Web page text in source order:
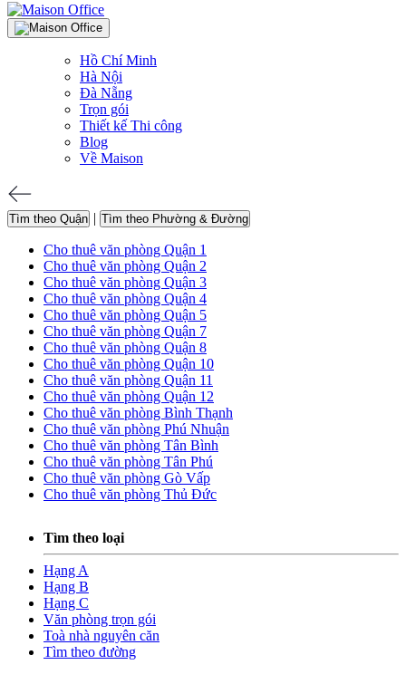
Hồ Chí Minh
Hà Nội
Đà Nẵng
Trọn gói
Thiết kế Thi công
Blog
Về Maison
Tìm theo Quận | Tìm theo Phường & Đường
Cho thuê văn phòng Quận 1
Cho thuê văn phòng Quận 2
Cho thuê văn phòng Quận 3
Cho thuê văn phòng Quận 4
Cho thuê văn phòng Quận 5
Cho thuê văn phòng Quận 7
Cho thuê văn phòng Quận 8
Cho thuê văn phòng Quận 10
Cho thuê văn phòng Quận 11
Cho thuê văn phòng Quận 12
Cho thuê văn phòng Bình Thạnh
Cho thuê văn phòng Phú Nhuận
Cho thuê văn phòng Tân Bình
Cho thuê văn phòng Tân Phú
Cho thuê văn phòng Gò Vấp
Cho thuê văn phòng Thủ Đức
Tìm theo loại
Hạng A
Hạng B
Hạng C
Văn phòng trọn gói
Toà nhà nguyên căn
Tìm theo đường